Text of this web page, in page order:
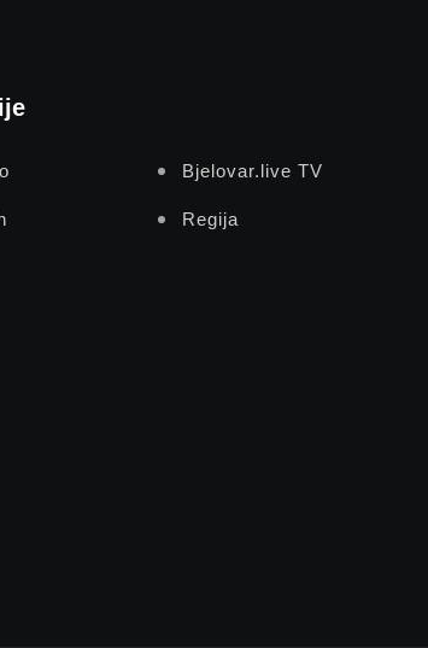
Bjelovar.live TV
Regija